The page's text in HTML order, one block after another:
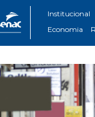
Institucional
Economia